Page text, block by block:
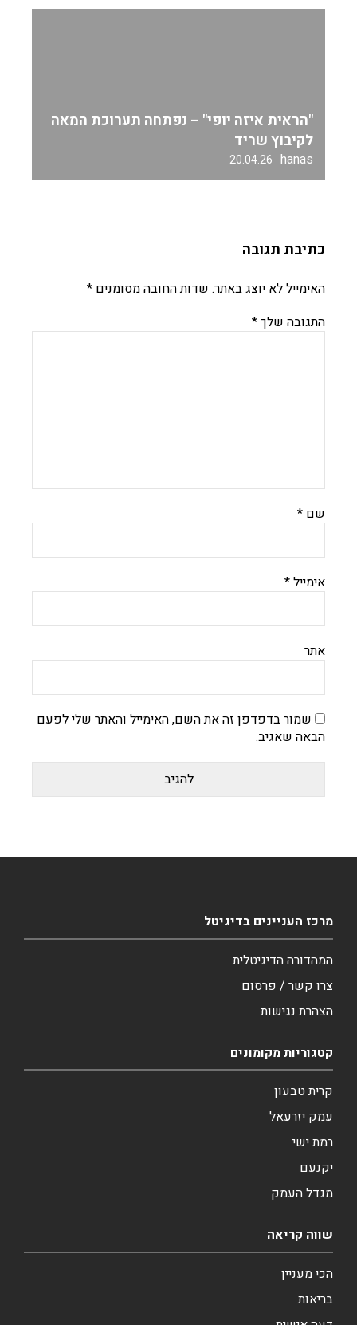
"הראית איזה יופי" – נפתחה תערוכת המאה
לקיבוץ שריד
hanas
20.04.26
כתיבת תגובה
האימייל לא יוצג באתר. שדות החובה מסומנים *
התגובה שלך*
שם *
אימייל*
אתר
שמור בדפדפן זה את השם, האימייל והאתר שלי לפעם
הבאה שאגיב.
מרכז העניינים בדיגיטל
המהדורה הדיגיטלית
צרו קשר / פרסום
הצהרת נגישות
קטגוריות מקומונים
קרית טבעון
עמק יזרעאל
רמת ישי
יקנעם
מגדל העמק
שווה קריאה
הכי מעניין
בריאות